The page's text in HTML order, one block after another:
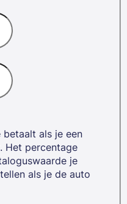
betaalt als je een
Het percentage
je
als je de auto